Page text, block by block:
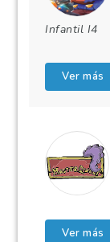
Infantil I4
Ver más
Ver más